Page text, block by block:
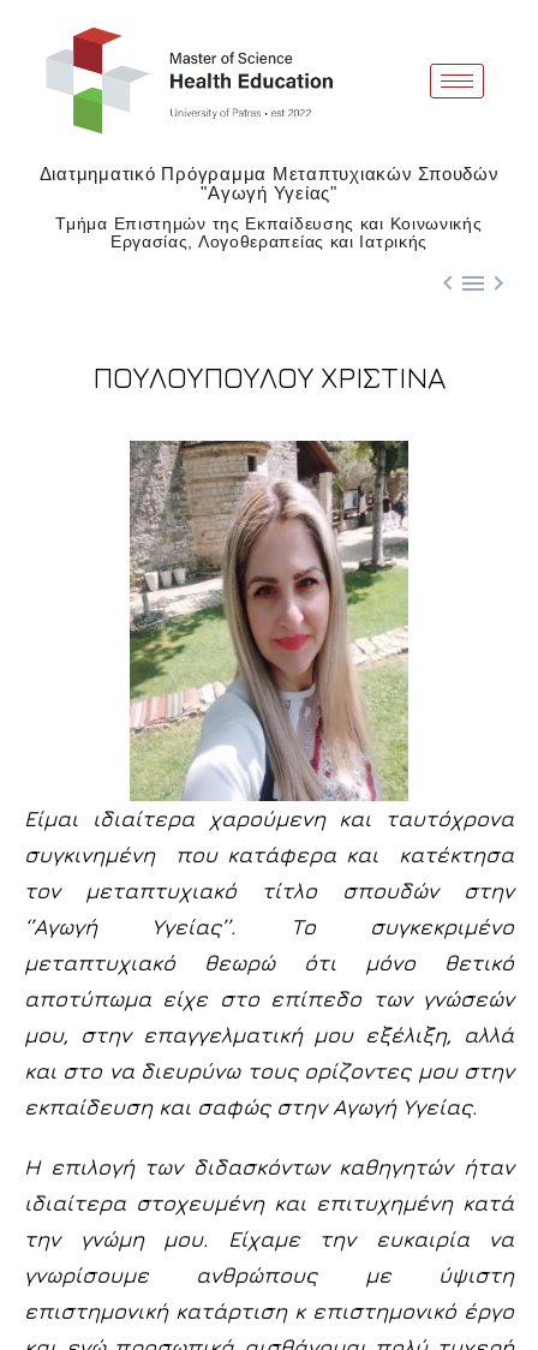
Διατμηματικό Πρόγραμμα Μεταπτυχιακών Σπουδών
"Αγωγή Υγείας"
Τμήμα Επιστημών της Εκπαίδευσης και Κοινωνικής
Εργασίας, Λογοθεραπείας και Ιατρικής
  
ΠΟΥΛΟΥΠΟΥΛΟΥ ΧΡΙΣΤΙΝΑ
Είμαι ιδιαίτερα χαρούμενη και ταυτόχρονα
συγκινημένη που κατάφερα και κατέκτησα
τον μεταπτυχιακό τίτλο σπουδών στην
‘’Αγωγή Υγείας’’. Το συγκεκριμένο
μεταπτυχιακό θεωρώ ότι μόνο θετικό
αποτύπωμα είχε στο επίπεδο των γνώσεών
μου, στην επαγγελματική μου εξέλιξη, αλλά
και στο να διευρύνω τους ορίζοντες μου στην
εκπαίδευση και σαφώς στην Αγωγή Υγείας.
Η επιλογή των διδασκόντων καθηγητών ήταν
ιδιαίτερα στοχευμένη και επιτυχημένη κατά
την γνώμη μου. Είχαμε την ευκαιρία να
γνωρίσουμε ανθρώπους με ύψιστη
επιστημονική κατάρτιση κ επιστημονικό έργο